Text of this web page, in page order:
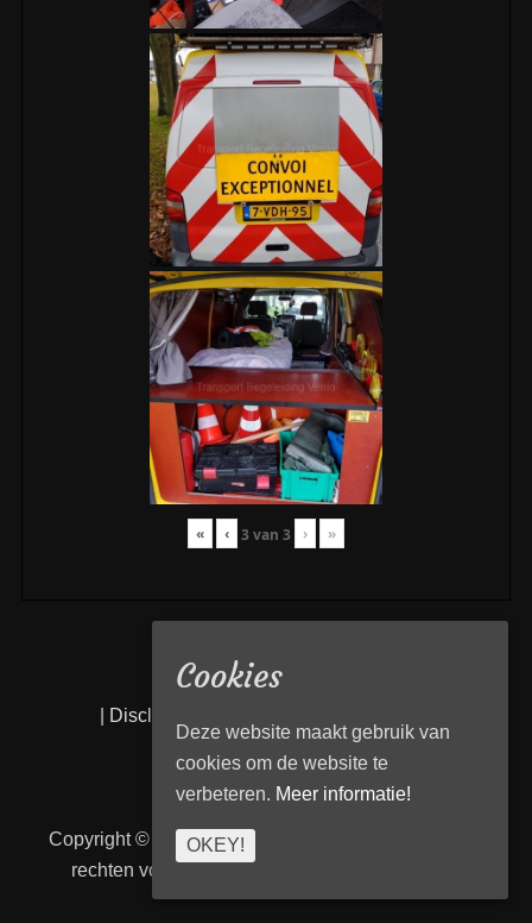
« ‹ 3van 3 › »
Disclaimer
Copyright © 2026Transport Begeleiding Venlo
rechten voorbehouden. | TBVenlo door
Cookies
Deze website maakt gebruik van
cookies om de website te
verbeteren. Meer informatie!
OKEY!